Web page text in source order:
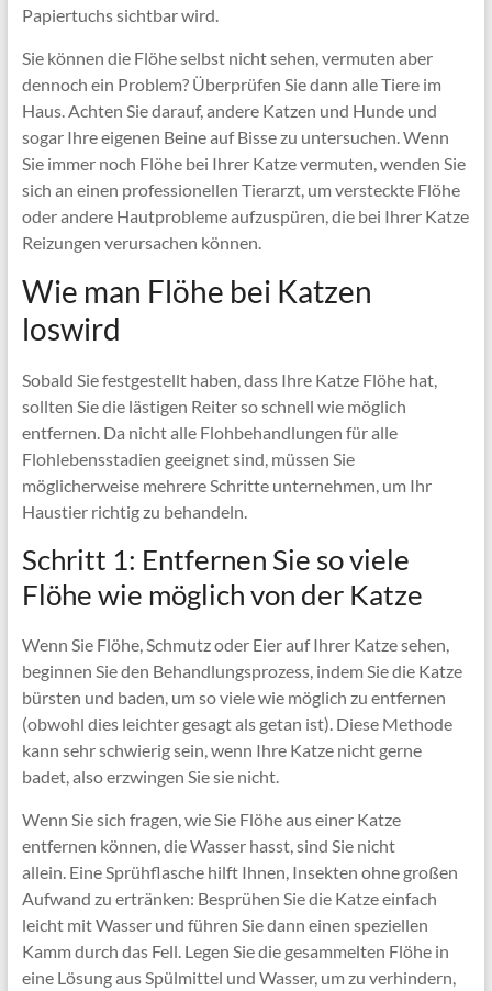
Papiertuchs sichtbar wird.
Sie können die Flöhe selbst nicht sehen, vermuten aber
dennoch ein Problem? Überprüfen Sie dann alle Tiere im
Haus. Achten Sie darauf, andere Katzen und Hunde und
sogar Ihre eigenen Beine auf Bisse zu untersuchen. Wenn
Sie immer noch Flöhe bei Ihrer Katze vermuten, wenden Sie
sich an einen professionellen Tierarzt, um versteckte Flöhe
oder andere Hautprobleme aufzuspüren, die bei Ihrer Katze
Reizungen verursachen können.
Wie man Flöhe bei Katzen
loswird
Sobald Sie festgestellt haben, dass Ihre Katze Flöhe hat,
sollten Sie die lästigen Reiter so schnell wie möglich
entfernen. Da nicht alle Flohbehandlungen für alle
Flohlebensstadien geeignet sind, müssen Sie
möglicherweise mehrere Schritte unternehmen, um Ihr
Haustier richtig zu behandeln.
Schritt 1: Entfernen Sie so viele
Flöhe wie möglich von der Katze
Wenn Sie Flöhe, Schmutz oder Eier auf Ihrer Katze sehen,
beginnen Sie den Behandlungsprozess, indem Sie die Katze
bürsten und baden, um so viele wie möglich zu entfernen
(obwohl dies leichter gesagt als getan ist). Diese Methode
kann sehr schwierig sein, wenn Ihre Katze nicht gerne
badet, also erzwingen Sie sie nicht.
Wenn Sie sich fragen, wie Sie Flöhe aus einer Katze
entfernen können, die Wasser hasst, sind Sie nicht
allein. Eine Sprühflasche hilft Ihnen, Insekten ohne großen
Aufwand zu ertränken: Besprühen Sie die Katze einfach
leicht mit Wasser und führen Sie dann einen speziellen
Kamm durch das Fell. Legen Sie die gesammelten Flöhe in
eine Lösung aus Spülmittel und Wasser, um zu verhindern,